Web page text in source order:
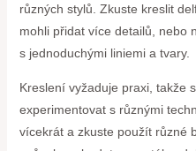
různých stylů. Zkuste kreslit
mohli přidat více detailů, nebo
s jednoduchými liniemi a tvary.
Kreslení vyžaduje praxi, takže
experimentovat s různými
vícekrát a zkuste použít různé